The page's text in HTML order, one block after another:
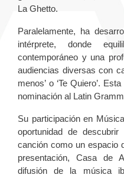
La Ghetto.
Paralelamente, ha
intérprete, donde
contemporáneo y una
audiencias diversas con
menos’ o ‘Te Quiero’.
nominación al Latin
Su participación en
oportunidad de
canción como un espacio
presentación, Casa de
difusión de la música